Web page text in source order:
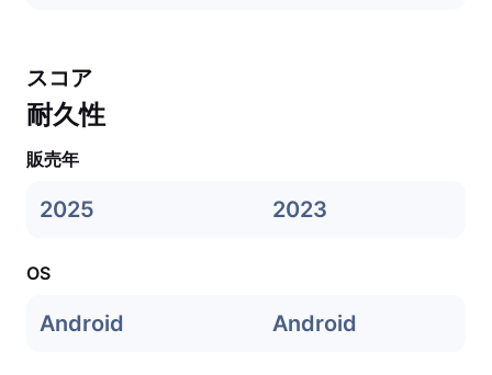
スコア
耐久性
販売年
2025 2023
OS
Android Android